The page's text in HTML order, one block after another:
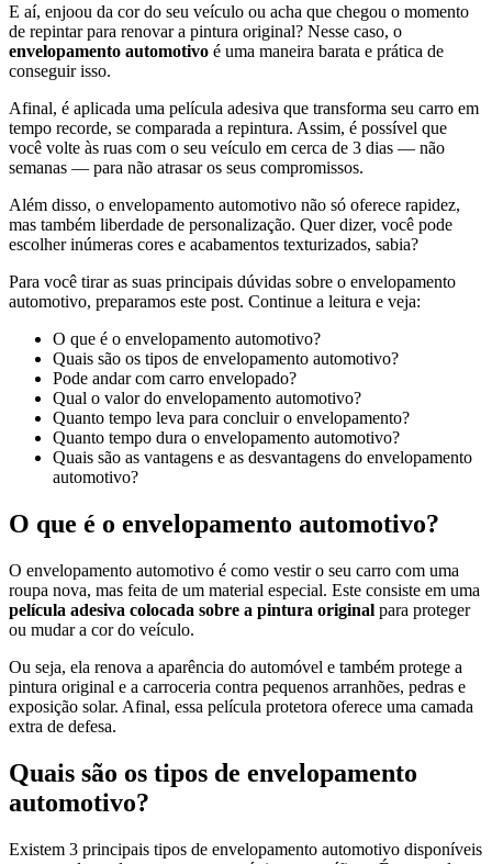
E aí, enjoou da cor do seu veículo ou acha que chegou o momento
de repintar para renovar a pintura original? Nesse caso, o
envelopamento automotivo é uma maneira barata e prática de
conseguir isso.
Afinal, é aplicada uma película adesiva que transforma seu carro em
tempo recorde, se comparada a repintura. Assim, é possível que
você volte às ruas com o seu veículo em cerca de 3 dias — não
semanas — para não atrasar os seus compromissos.
Além disso, o envelopamento automotivo não só oferece rapidez,
mas também liberdade de personalização. Quer dizer, você pode
escolher inúmeras cores e acabamentos texturizados, sabia?
Para você tirar as suas principais dúvidas sobre o envelopamento
automotivo, preparamos este post. Continue a leitura e veja:
O que é o envelopamento automotivo?
Quais são os tipos de envelopamento automotivo?
Pode andar com carro envelopado?
Qual o valor do envelopamento automotivo?
Quanto tempo leva para concluir o envelopamento?
Quanto tempo dura o envelopamento automotivo?
Quais são as vantagens e as desvantagens do envelopamento
automotivo?
O que é o envelopamento automotivo?
O envelopamento automotivo é como vestir o seu carro com uma
roupa nova, mas feita de um material especial. Este consiste em uma
película adesiva colocada sobre a pintura original para proteger
ou mudar a cor do veículo.
Ou seja, ela renova a aparência do automóvel e também protege a
pintura original e a carroceria contra pequenos arranhões, pedras e
exposição solar. Afinal, essa película protetora oferece uma camada
extra de defesa.
Quais são os tipos de envelopamento
automotivo?
Existem 3 principais tipos de envelopamento automotivo disponíveis